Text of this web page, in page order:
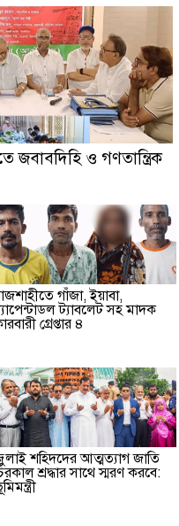
জবাবদিহি ও গণতান্ত্রিক
গাঁজা, ইয়াবা,
ট্যাবলেট সহ মাদক
গ্রেপ্তার ৪
শহিদদের আত্মত্যাগ জাতি
শ্রদ্ধার সাথে স্মরণ করবে: